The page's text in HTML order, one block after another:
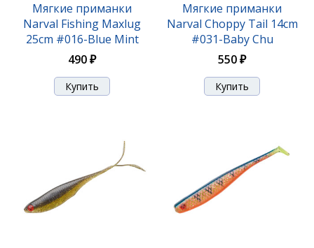
Мягкие приманки
Narval Fishing Maxlug
25cm #016-Blue Mint
490 ₽
Мягкие приманки
Narval Choppy Tail 14cm
#031-Baby Chu
550 ₽